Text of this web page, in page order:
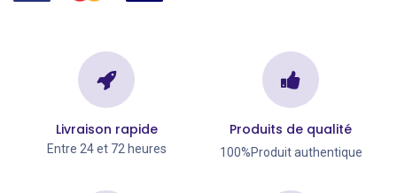
Livraison rapide
Entre 24 et 72 heures
Produits de qualité
100%Produit authentique